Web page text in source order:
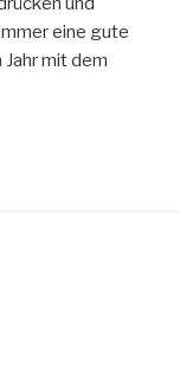
eine gute
mit dem